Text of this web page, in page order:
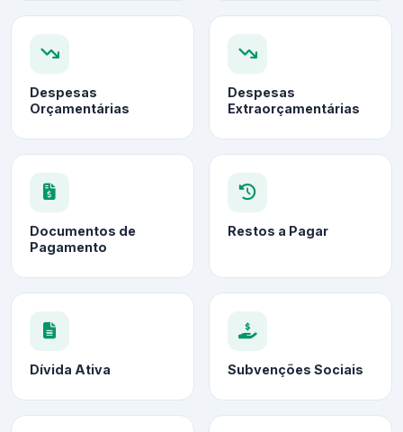
Despesas
Orçamentárias
Despesas
Extraorçamentárias
Documentos de
Pagamento
Restos a Pagar
Dívida Ativa Subvenções Sociais